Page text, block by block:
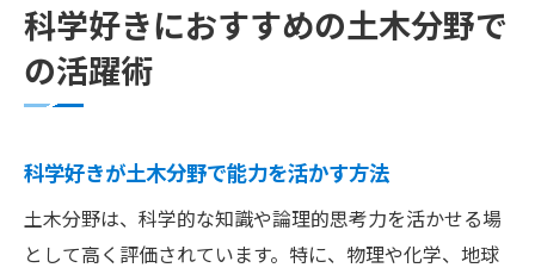
科学好きにおすすめの土木分野で
の活躍術
科学好きが土木分野で能力を活かす方法
土木分野は、科学的な知識や論理的思考力を活かせる場
として高く評価されています。特に、物理や化学、地球